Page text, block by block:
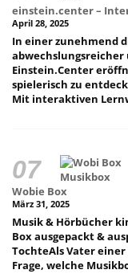
einstein.center –
April 28, 2025
In einer zunehmend
abwechslungsreicher
Einstein.Center
spielerisch zu
Mit interaktiven
Wobie Box
März 31, 2025
Musik & Hörbücher
Box ausgepackt &
TochteAls Vater
Frage, welche